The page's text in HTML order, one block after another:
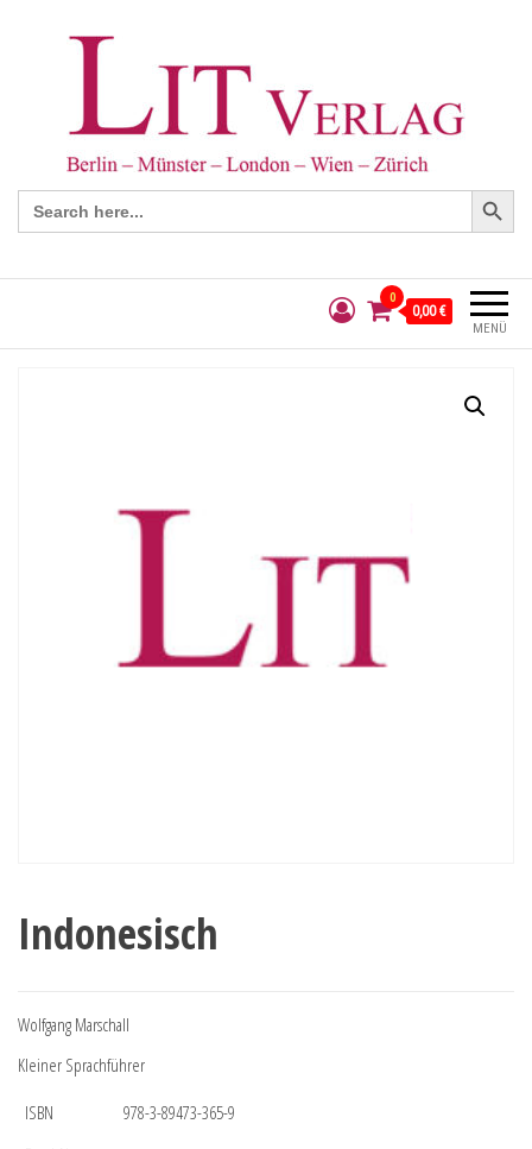
Search
for:
Search Button
MENÜ
0
0,00 €
Indonesisch
Wolfgang Marschall
Kleiner Sprachführer
ISBN
978-3-89473-365-9